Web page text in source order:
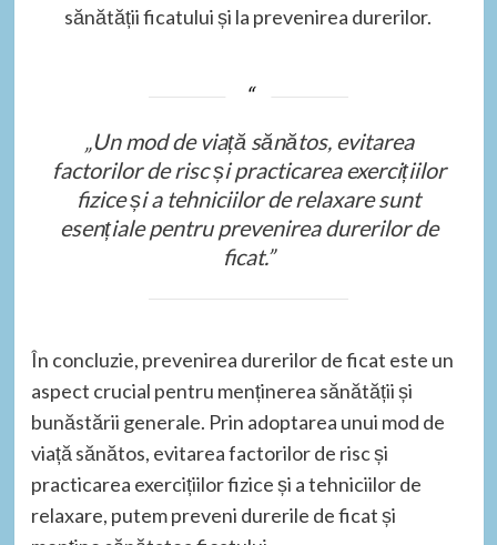
sănătății ficatului și la prevenirea durerilor.
„Un mod de viață sănătos, evitarea
factorilor de risc și practicarea exercițiilor
fizice și a tehniciilor de relaxare sunt
esențiale pentru prevenirea durerilor de
ficat.”
În concluzie, prevenirea durerilor de ficat este un
aspect crucial pentru menținerea sănătății și
bunăstării generale. Prin adoptarea unui mod de
viață sănătos, evitarea factorilor de risc și
practicarea exercițiilor fizice și a tehniciilor de
relaxare, putem preveni durerile de ficat și